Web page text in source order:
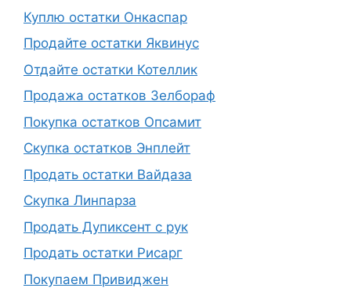
Куплю остатки Онкаспар
Продайте остатки Яквинус
Отдайте остатки Котеллик
Продажа остатков Зелбораф
Покупка остатков Опсамит
Скупка остатков Энплейт
Продать остатки Вайдаза
Скупка Линпарза
Продать Дупиксент с рук
Продать остатки Рисарг
Покупаем Привиджен